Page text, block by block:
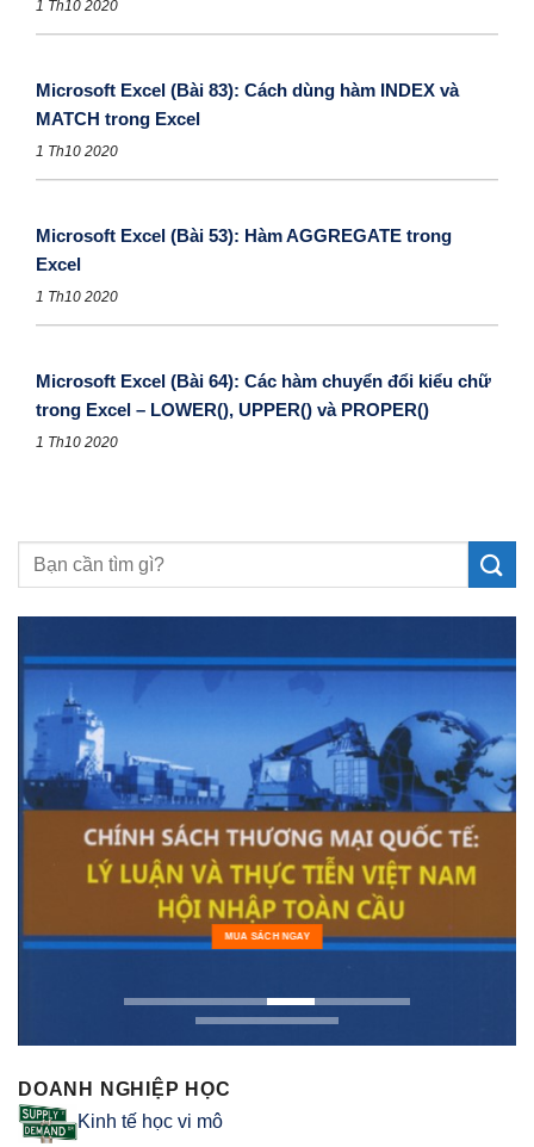
1 Th10 2020
Microsoft Excel (Bài 83): Cách dùng hàm INDEX và
MATCH trong Excel
1 Th10 2020
Microsoft Excel (Bài 53): Hàm AGGREGATE trong
Excel
1 Th10 2020
Microsoft Excel (Bài 64): Các hàm chuyển đổi kiểu chữ
trong Excel – LOWER(), UPPER() và PROPER()
1 Th10 2020
MUA SÁCH NGAY
DOANH NGHIỆP HỌC
Kinh tế học vi mô